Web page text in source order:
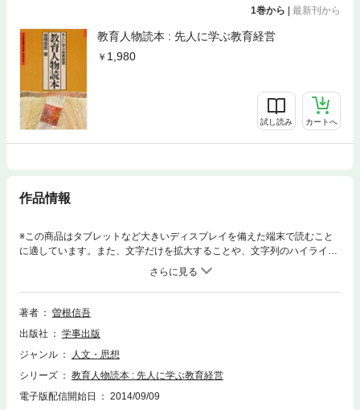
1巻から 最新刊から
教育人物読本 : 先人に学ぶ教育経営
1,980
試し読み カートへ
作品情報
※この商品はタブレットなど大きいディスプレイを備えた端末で読むこと
に適しています。また、文字だけを拡大することや、文字列のハイライ
ト、検索、辞書の参照、引用などの機能が使用できません。本書のもとに
なるものは、月刊「高校教育」二年間の連載である。ただ、一冊の本にす
るとなって、単にそれらを集めるというのではなく、改めて一つの構想を
立てた。人物は、教育者・教育リーダーに限ること、江戸時代の教育家を
りに小論を置いて、筆者の問題意識を述べること、などがその中身であ
る。
著者
曽根信吾
出版社
学事出版
ジャンル
人文・思想
シリーズ
教育人物読本 : 先人に学ぶ教育経営
電子版配信開始日
2014/09/09